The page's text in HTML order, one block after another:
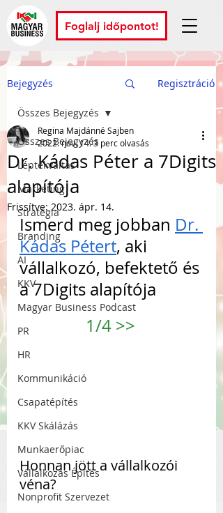
Foglalj időpontot!
Bejegyzés Regisztráció
Összes Bejegyzés
Léptékváltás
Marketing
Stratégia
Branding
AI
KKV
Magyar Business Podcast
PR
HR
Kommunikáció
Csapatépítés
KKV Skálázás
Munkaerőpiac
Vállalkozás Építés
Nonprofit Szervezet
Összes Bejegyzés
Dr. Kádas Péter a 7Digits
alapítója
Regina Majdánné Sajben
2022. nov. 14.3 perc olvasás
Frissítve: 2023. ápr. 14.
Ismerd meg jobban Dr.
Kádas Pétert, aki
vállalkozó, befektető és
a 7Digits alapítója
1/4 >>
Honnan jött a vállalkozói
véna?